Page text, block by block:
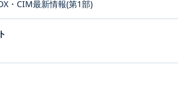
・CIM最新情報(第1部)